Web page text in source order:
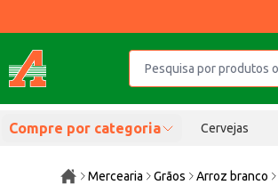
Compre por categoria Cervejas
Mercearia Grãos Arroz branco